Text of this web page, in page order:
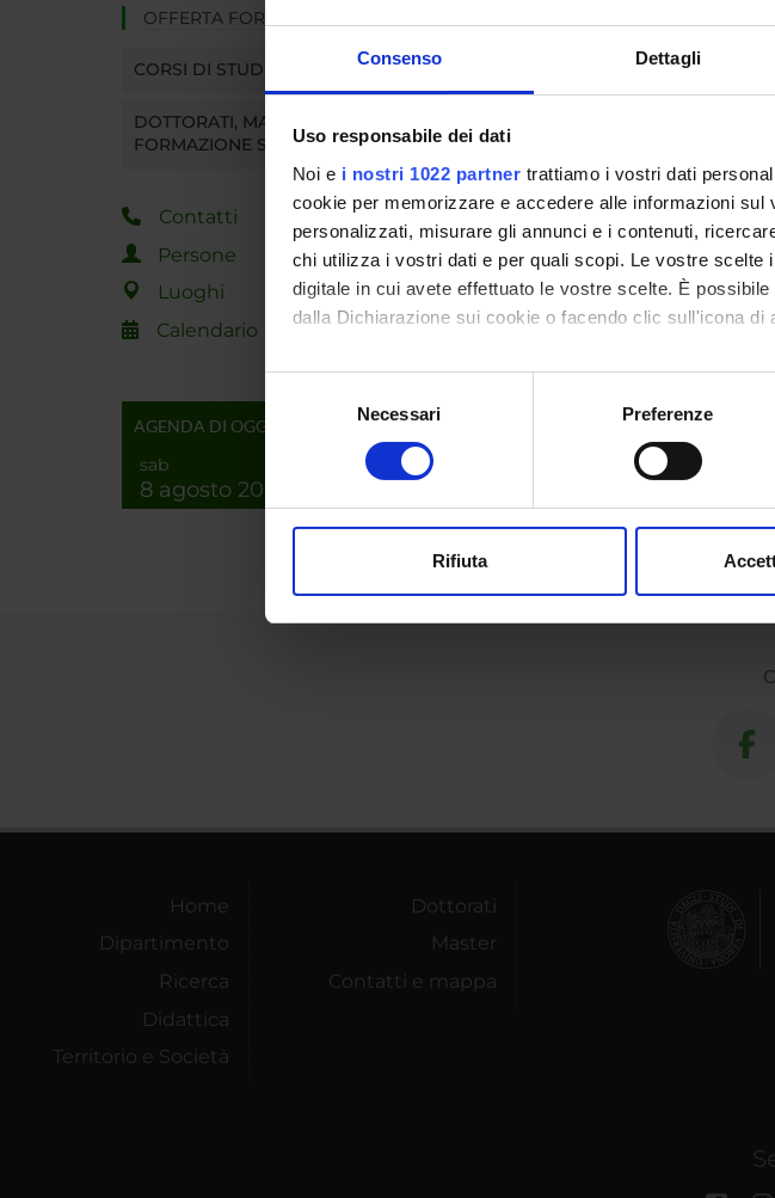
Consenso Dettagli
Uso responsabile dei dati
Noi e i nostri 1022 partner trattiamo i vostri dati
cookie per memorizzare e accedere alle informazioni
personalizzati, misurare gli annunci e i contenuti,
chi utilizza i vostri dati e per quali scopi. Le vostre
digitale in cui avete effettuato le vostre scelte. È
dalla Dichiarazione sui cookie o facendo clic sull'icona di
Con il tuo consenso, vorremmo anche:
raccogliere informazioni sulla tua posizione
digitali).
modificare o ritirare il tuo consenso in qualsiasi
Necessari Preferenze
Rifiuta
OFFERTA FORMATIVA
CORSI DI STUDIO
DOTTORATI, MASTER E
FORMAZIONE SUPERIORE
Contatti
Persone
Luoghi
Calendario
AGENDA DI OGGI
sab
8 agosto 2026
Documenti
Home
Dipartimento
Ricerca
Didattica
Territorio e Società
Dottorati
Master
Contatti e mappa